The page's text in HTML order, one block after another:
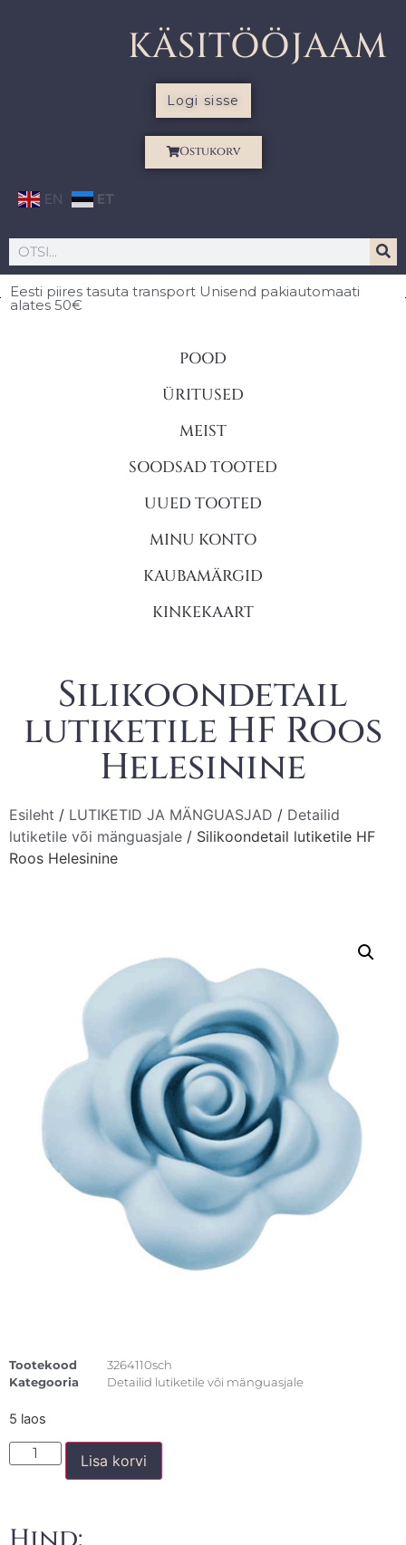
KÄSITÖÖJAAM
Logi sisse
Ostukorv
EN ET
Eesti piires tasuta transport Unisend pakiautomaati
alates 50€
POOD
ÜRITUSED
MEIST
SOODSAD TOOTED
UUED TOOTED
MINU KONTO
KAUBAMÄRGID
KINKEKAART
Silikoondetail
lutiketile HF Roos
Helesinine
Esileht / LUTIKETID JA MÄNGUASJAD / Detailid
lutiketile või mänguasjale / Silikoondetail lutiketile HF
Roos Helesinine
Tootekood
3264110sch
Kategooria
Detailid lutiketile või mänguasjale
5 laos
Lisa korvi